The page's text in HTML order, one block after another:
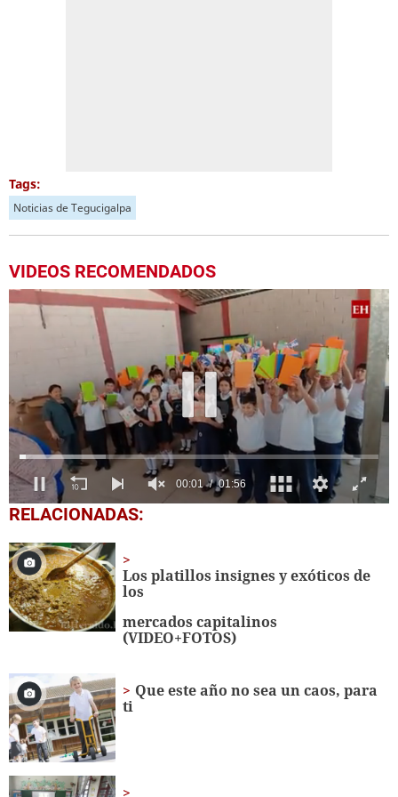
Tags:
Noticias de Tegucigalpa
VIDEOS RECOMENDADOS
0
seconds
1
minute,
56
seconds
RELACIONADAS:
Los platillos insignes y exóticos de
los
mercados capitalinos
(VIDEO+FOTOS)
Que este año no sea un caos, para
ti